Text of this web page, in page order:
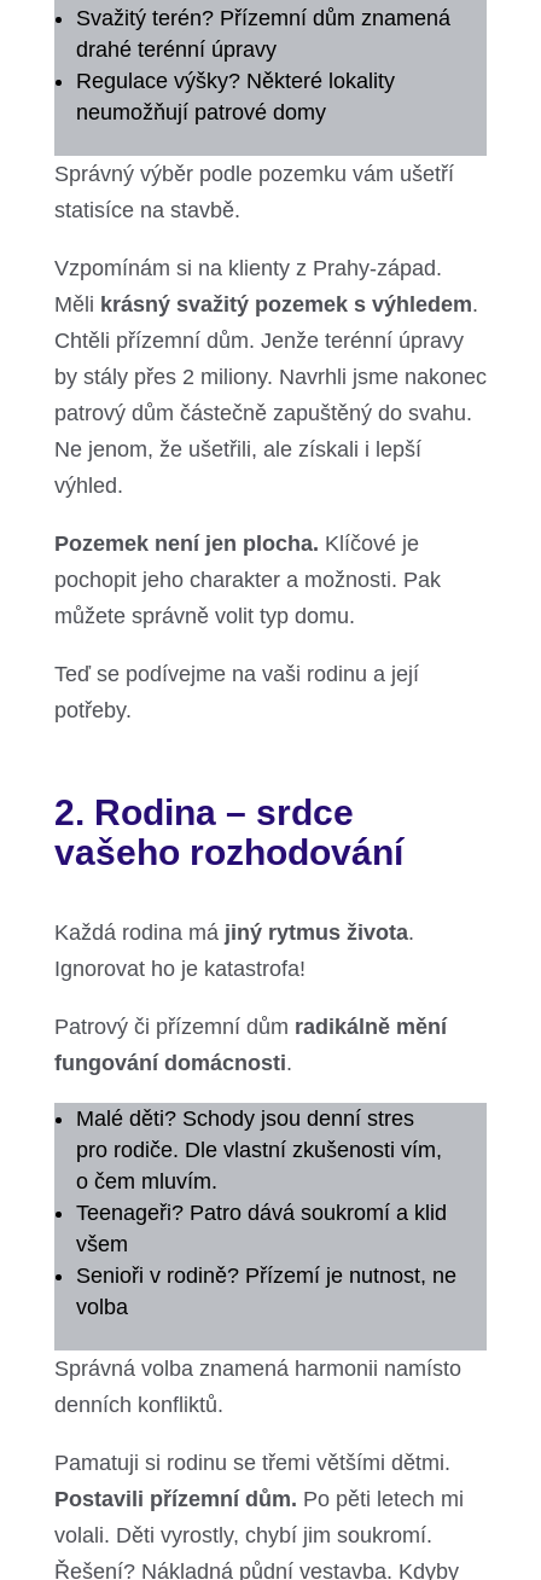
Svažitý terén? Přízemní dům znamená
drahé terénní úpravy
Regulace výšky? Některé lokality
neumožňují patrové domy
Správný výběr podle pozemku vám ušetří
statisíce na stavbě.
Vzpomínám si na klienty z Prahy-západ.
Měli krásný svažitý pozemek s výhledem.
Chtěli přízemní dům. Jenže terénní úpravy
by stály přes 2 miliony. Navrhli jsme nakonec
patrový dům částečně zapuštěný do svahu.
Ne jenom, že ušetřili, ale získali i lepší
výhled.
Pozemek není jen plocha. Klíčové je
pochopit jeho charakter a možnosti. Pak
můžete správně volit typ domu.
Teď se podívejme na vaši rodinu a její
potřeby.
2. Rodina – srdce
vašeho rozhodování
Každá rodina má jiný rytmus života.
Ignorovat ho je katastrofa!
Patrový či přízemní dům radikálně mění
fungování domácnosti.
Malé děti? Schody jsou denní stres
pro rodiče. Dle vlastní zkušenosti vím,
o čem mluvím.
Teenageři? Patro dává soukromí a klid
všem
Senioři v rodině? Přízemí je nutnost, ne
volba
Správná volba znamená harmonii namísto
denních konfliktů.
Pamatuji si rodinu se třemi většími dětmi.
Postavili přízemní dům. Po pěti letech mi
volali. Děti vyrostly, chybí jim soukromí.
Řešení? Nákladná půdní vestavba. Kdyby